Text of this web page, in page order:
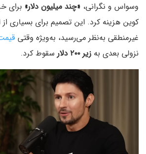
وسواس و نگرانی، «چند میلیون دلار» برای
کوین هزینه کرد. این تصمیم برای بسیاری
غیرمنطقی به‌نظر می‌رسید، به‌ویژه وقتی
نزولی بعدی به زیر ۲۰۰ دلار سقوط کرد.